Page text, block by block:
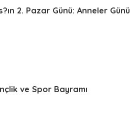
2. Pazar Günü: Anneler Günü
ve Spor Bayramı